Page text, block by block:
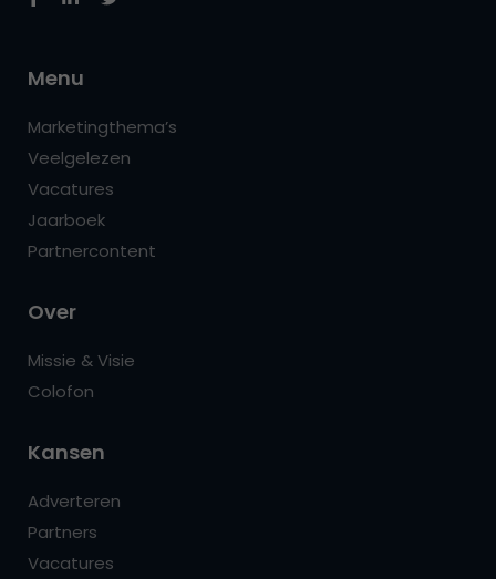
Menu
Marketingthema’s
Veelgelezen
Vacatures
Jaarboek
Partnercontent
Over
Missie & Visie
Colofon
Kansen
Adverteren
Partners
Vacatures